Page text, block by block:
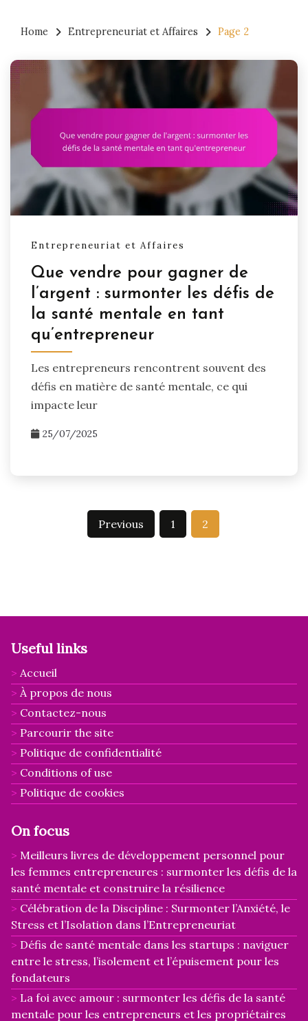
Home Entrepreneuriat et Affaires Page 2
Entrepreneuriat et Affaires
Que vendre pour gagner de
l’argent : surmonter les défis de
la santé mentale en tant
qu’entrepreneur
Les entrepreneurs rencontrent souvent des
défis en matière de santé mentale, ce qui
impacte leur
25/07/2025
Previous 1 2
Useful links
Accueil
À propos de nous
Contactez-nous
Parcourir the site
Politique de confidentialité
Conditions of use
Politique de cookies
On focus
Meilleurs livres de développement personnel pour
les femmes entrepreneures : surmonter les défis de la
santé mentale et construire la résilience
Célébration de la Discipline : Surmonter l’Anxiété, le
Stress et l’Isolation dans l’Entrepreneuriat
Défis de santé mentale dans les startups : naviguer
entre le stress, l’isolement et l’épuisement pour les
fondateurs
La foi avec amour : surmonter les défis de la santé
mentale pour les entrepreneurs et les propriétaires